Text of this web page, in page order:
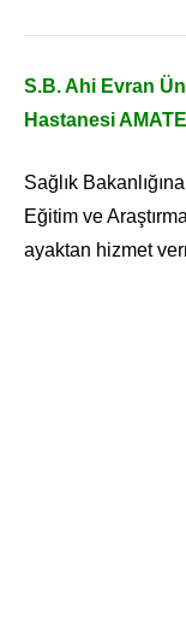
S.B. Ahi Evran
Hastanesi
Sağlık
Eğitim ve
ayaktan hizmet